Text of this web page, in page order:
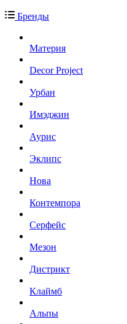
Бренды
Материя
Decor Project
Урбан
Имэджин
Аурис
Эклипс
Нова
Контемпора
Серфейс
Мезон
Дистрикт
Клаймб
Альпы